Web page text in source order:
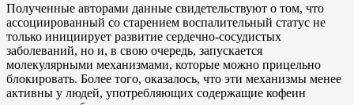
Полученные авторами данные свидетельствуют о том, что
ассоциированный со старением воспалительный статус не
только инициирует развитие сердечно-сосудистых
заболеваний, но и, в свою очередь, запускается
молекулярными механизмами, которые можно прицельно
блокировать. Более того, оказалось, что эти механизмы менее
активны у людей, употребляющих содержащие кофеин